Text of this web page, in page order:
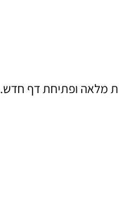
מלאה ופתיחת דף חדש.